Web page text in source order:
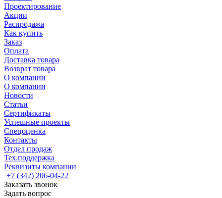
Проектирование
Акции
Распродажа
Как купить
Заказ
Оплата
Доставка товара
Возврат товара
О компании
О компании
Новости
Статьи
Сертификаты
Успешные проекты
Спецоценка
Контакты
Отдел продаж
Тех.поддержка
Реквизиты компании
+7 (342) 206-04-22
Заказать звонок
Задать вопрос